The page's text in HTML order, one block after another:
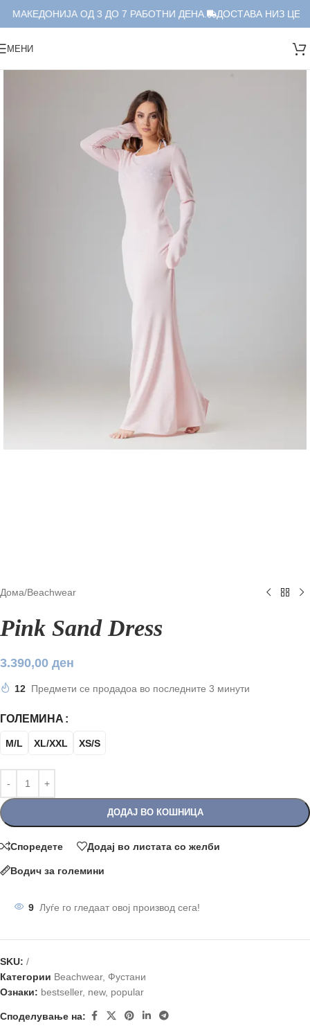
МАКЕДОНИЈА ОД 3 ДО 7 РАБОТНИ ДЕНА. ДОСТАВА НИЗ
МЕНИ
Дома/Beachwear
Pink Sand Dress
3.390,00 ден
12 Предмети се продадоа во последните 3 минути
ГОЛЕМИНА
M/L XL/XXL XS/S
ДОДАЈ ВО КОШНИЦА
Споредете Додај во листата со желби
Водич за големини
9 Луѓе го гледаат овој производ сега!
SKU: /
Категории Beachwear, Фустани
Ознаки: bestseller, new, popular
Споделување на: